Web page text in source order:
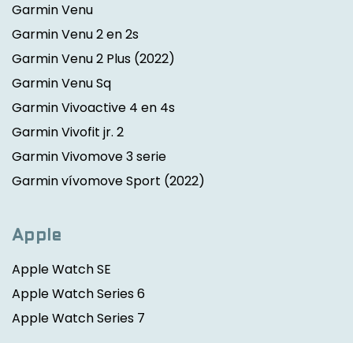
Garmin Venu
Garmin Venu 2 en 2s
Garmin Venu 2 Plus (2022)
Garmin Venu Sq
Garmin Vivoactive 4 en 4s
Garmin Vivofit jr. 2
Garmin Vivomove 3 serie
Garmin vívomove Sport (2022)
Apple
Apple Watch SE
Apple Watch Series 6
Apple Watch Series 7